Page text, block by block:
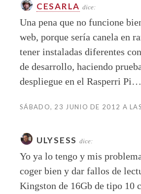
CESARLA dice:
Una pena que no funcione
web, porque sería canela en
tener instaladas diferentes
de desarrollo, haciendo
despliegue en el Rasperri Pi…
SÁBADO, 23 JUNIO DE 2012 A
ULYSESS dice:
Yo ya lo tengo y mis
coger bien y dar fallos de
Kingston de 16Gb de tipo 10